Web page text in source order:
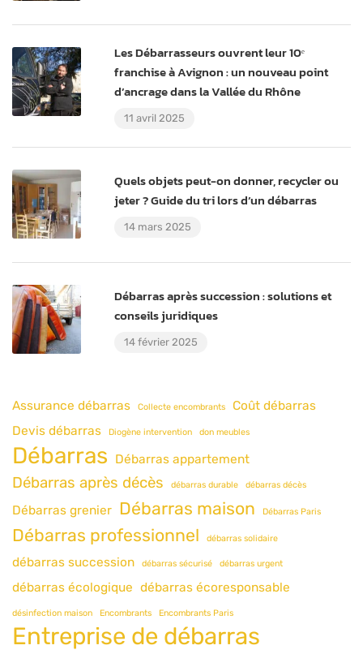
Les Débarrasseurs ouvrent leur 10ᵉ
franchise à Avignon : un nouveau point
d’ancrage dans la Vallée du Rhône
11 avril 2025
Quels objets peut-on donner, recycler ou
jeter ? Guide du tri lors d’un débarras
14 mars 2025
Débarras après succession : solutions et
conseils juridiques
14 février 2025
Assurance débarras Collecte encombrants
Coût débarras
Devis débarras
Diogène intervention don meubles
Débarras Débarras appartement
Débarras après décès débarras durable débarras décès
Débarras grenier Débarras maison Débarras Paris
Débarras professionnel débarras solidaire
débarras succession débarras sécurisé débarras urgent
débarras écologique débarras écoresponsable
désinfection maison Encombrants Encombrants Paris
Entreprise de débarras